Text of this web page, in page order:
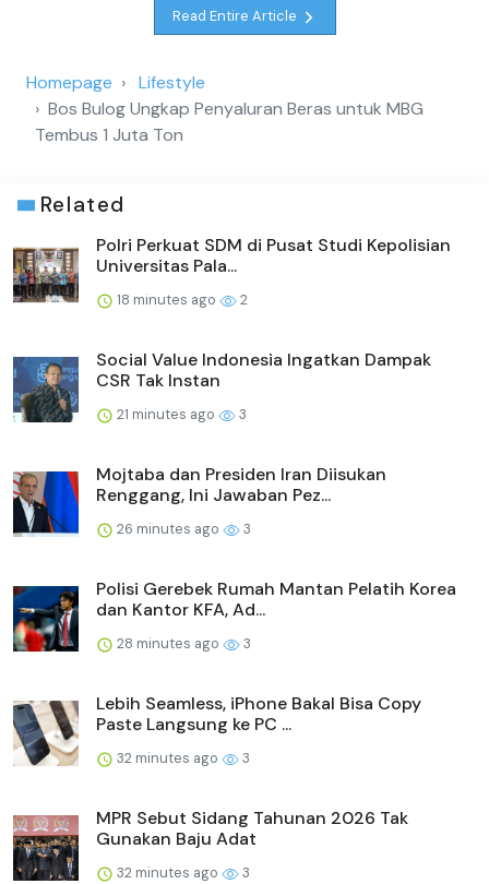
Read Entire Article
Homepage
Lifestyle
Bos Bulog Ungkap Penyaluran Beras untuk MBG
Tembus 1 Juta Ton
Related
Polri Perkuat SDM di Pusat Studi Kepolisian
Universitas Pala...
18 minutes ago 2
Social Value Indonesia Ingatkan Dampak
CSR Tak Instan
21 minutes ago 3
Mojtaba dan Presiden Iran Diisukan
Renggang, Ini Jawaban Pez...
26 minutes ago 3
Polisi Gerebek Rumah Mantan Pelatih Korea
dan Kantor KFA, Ad...
28 minutes ago 3
Lebih Seamless, iPhone Bakal Bisa Copy
Paste Langsung ke PC ...
32 minutes ago 3
MPR Sebut Sidang Tahunan 2026 Tak
Gunakan Baju Adat
32 minutes ago 3